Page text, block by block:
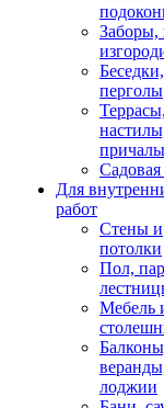
Заборы,
Беседки,
перголы
Террасы,
причалы
Для
работ
Стены и
потолки
Пол,
Мебель
лоджии